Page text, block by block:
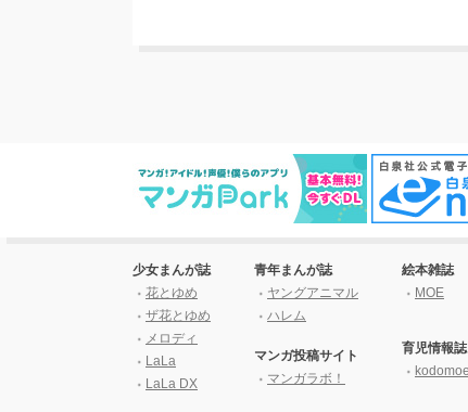
少女まんが誌
花とゆめ
ザ花とゆめ
メロディ
LaLa
LaLa DX
青年まんが誌
ヤングアニマル
ハレム
マンガ投稿サイト
マンガラボ！
絵本雑誌
MOE
育児情報誌
kodomoe